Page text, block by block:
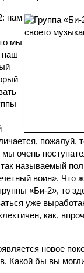
нам
мы
наш
пожалуй,
очень
называемый
воин». Что
«Би-2», то
уже
как,
новое
Какой бы вы